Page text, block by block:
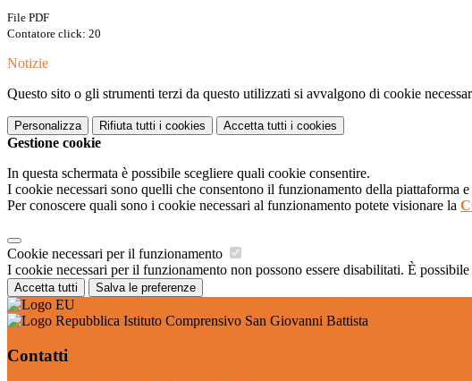
File PDF
Contatore click: 20
Notizie
Questo sito o gli strumenti terzi da questo utilizzati si avvalgono di cookie
Personalizza Rifiuta tutti i cookies Accetta tutti i cookies
Gestione cookie
In questa schermata è possibile scegliere quali cookie consentire.
I cookie necessari sono quelli che consentono il funzionamento della piattaforma
Per conoscere quali sono i cookie necessari al funzionamento potete visionare la
Cookie necessari per il funzionamento
I cookie necessari per il funzionamento non possono essere disabilitati. È
Accetta tutti Salva le preferenze
Istituto Comprensivo San Giovanni Battista
Contatti